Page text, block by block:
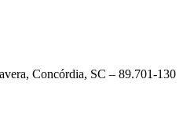
Concórdia, SC – 89.701-130